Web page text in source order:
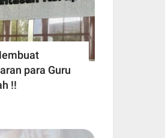
para Guru
!!